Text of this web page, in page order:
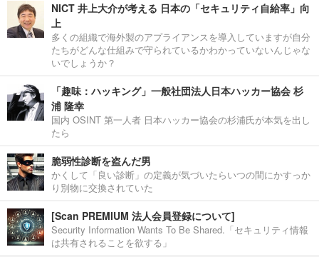
NICT 井上大介が考える 日本の「セキュリティ自給率」向
上
多くの組織で海外製のアプライアンスを導入していますが自分
たちがどんな仕組みで守られているかわかっていないんじゃな
いでしょうか？
「趣味：ハッキング」一般社団法人日本ハッカー協会 杉
浦 隆幸
国内 OSINT 第一人者 日本ハッカー協会の杉浦氏が本気を出し
たら
脆弱性診断を盗んだ男
かくして「良い診断」の定義が気づいたらいつの間にかすっか
り別物に交換されていた
[Scan PREMIUM 法人会員登録について]
Security Information Wants To Be Shared.「セキュリティ情報
は共有されることを欲する」